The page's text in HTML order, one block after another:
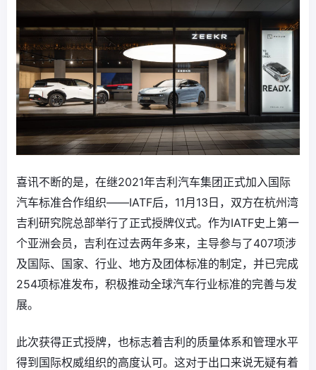
喜讯不断的是，在继2021年吉利汽车集团正式加入国际
汽车标准合作组织——IATF后，11月13日，双方在杭州湾
吉利研究院总部举行了正式授牌仪式。作为IATF史上第一
个亚洲会员，吉利在过去两年多来，主导参与了407项涉
及国际、国家、行业、地方及团体标准的制定，并已完成
254项标准发布，积极推动全球汽车行业标准的完善与发
展。
此次获得正式授牌，也标志着吉利的质量体系和管理水平
得到国际权威组织的高度认可。这对于出口来说无疑有着